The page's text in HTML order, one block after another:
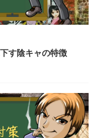
す陰キャの特徴